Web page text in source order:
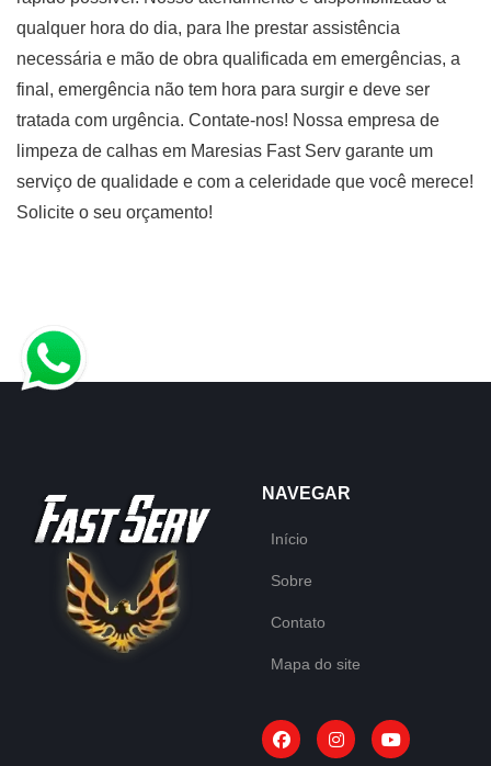
qualquer hora do dia, para lhe prestar assistência
necessária e mão de obra qualificada em emergências, a
final, emergência não tem hora para surgir e deve ser
tratada com urgência. Contate-nos! Nossa empresa de
limpeza de calhas em Maresias Fast Serv garante um
serviço de qualidade e com a celeridade que você merece!
Solicite o seu orçamento!
NAVEGAR
Início
Sobre
Contato
Mapa do site